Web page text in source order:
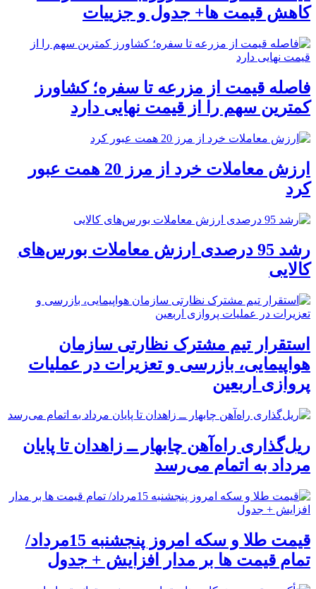
کاهش قیمت ها+ جدول و جزییات
فاصله قیمت از مزرعه تا سفره؛ کشاورز
کمترین سهم را از قیمت نهایی دارد
ارزش معاملات خرد از مرز 20 همت عبور
کرد
رشد 95 درصدی ارزش معاملات بورس‌های
کالایی
استقرار تیم مشترک نظارتی سازمان
هواپیمایی، بازرسی و تعزیرات در عملیات
پروازی اربعین
ریل‌گذاری راه‌آهن چابهار ــ زاهدان تا پایان
مرداد به اتمام می‌رسد
قیمت طلا و سکه امروز پنجشنبه 15مرداد/
تمام قیمت ها بر مدار افزایش + جدول